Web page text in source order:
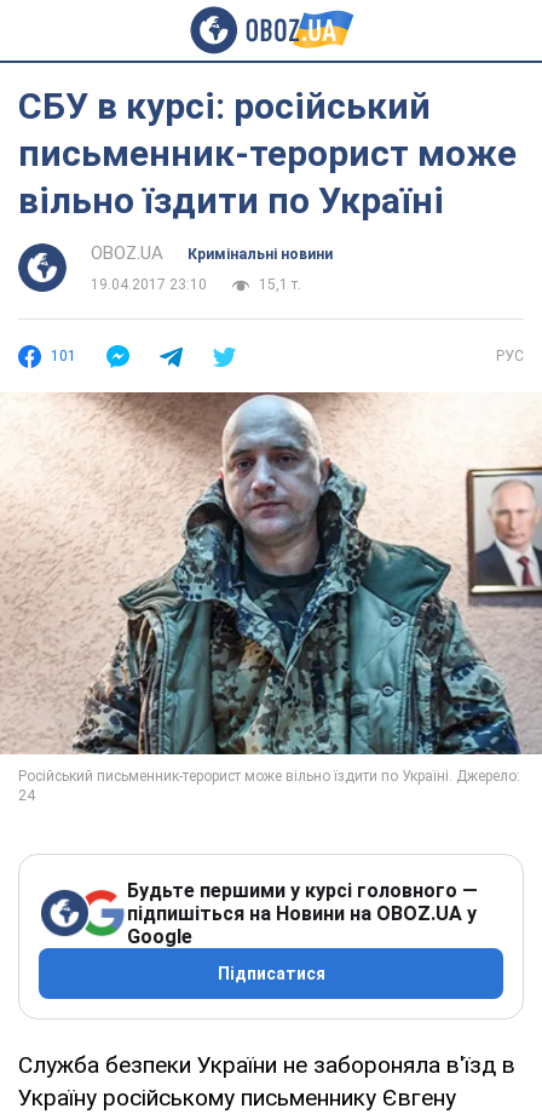
СБУ в курсі: російський
письменник-терорист може
вільно їздити по Україні
OBOZ.UA
Кримінальні новини
19.04.2017 23:10
15,1 т.
101 РУС
Будьте першими у курсі головного —
підпишіться на Новини на OBOZ.UA у
Google
Підписатися
Служба безпеки України не забороняла в'їзд в
Україну російському письменнику Євгену